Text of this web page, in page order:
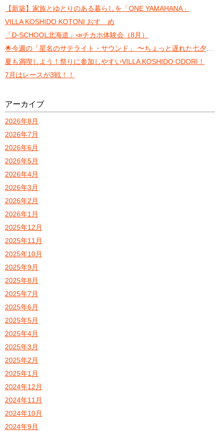
【新築】家族とゆとりのある暮らしを「ONE YAMAHANA」
VILLA KOSHIDO KOTONI おすゝめ
「D-SCHOOL北海道」📣チカホ体験会（8月）
夏も満喫しよう！祭りに参加しやすいVILLA KOSHIDO ODORI！
7月はレースが3戦！！
アーカイブ
2026年8月
2026年7月
2026年6月
2026年5月
2026年4月
2026年3月
2026年2月
2026年1月
2025年12月
2025年11月
2025年10月
2025年9月
2025年8月
2025年7月
2025年6月
2025年5月
2025年4月
2025年3月
2025年2月
2025年1月
2024年12月
2024年11月
2024年10月
2024年9月